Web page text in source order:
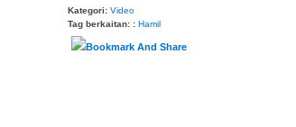
Kategori: Video
Tag berkaitan: : Hamil